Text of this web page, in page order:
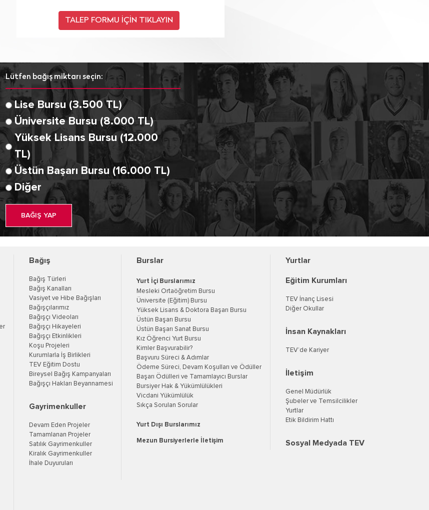
Lütfen bağış miktarı seçin:
Lise Bursu (3.500 TL)
Üniversite Bursu (8.000 TL)
Yüksek Lisans Bursu (12.000
TL)
Üstün Başarı Bursu (16.000 TL)
Diğer
BAĞIŞ YAP
Bağış
Bağış Türleri
Bağış Kanalları
Vasiyet ve Hibe Bağışları
Bağışçılarımız
Bağışçı Videoları
Bağışçı Hikayeleri
Bağışçı Etkinlikleri
Koşu Projeleri
Kurumlarla İş Birlikleri
TEV Eğitim Dostu
Bireysel Bağış Kampanyaları
Bağışçı Hakları Beyannamesi
Gayrimenkuller
Devam Eden Projeler
Tamamlanan Projeler
Satılık Gayrimenkuller
Kiralık Gayrimenkuller
İhale Duyuruları
Burslar
Yurt İçi Burslarımız
Mesleki Ortaöğretim Bursu
Üniversite (Eğitim) Bursu
Yüksek Lisans & Doktora Başarı Bursu
Üstün Başarı Bursu
Üstün Başarı Sanat Bursu
Kız Öğrenci Yurt Bursu
Kimler Başvurabilir?
Başvuru Süreci & Adımlar
Ödeme Süreci, Devam Koşulları ve Ödüller
Başarı Ödülleri ve Tamamlayıcı Burslar
Bursiyer Hak & Yükümlülükleri
Vicdani Yükümlülük
Sıkça Sorulan Sorular
Yurt Dışı Burslarımız
Mezun Bursiyerlerle İletişim
Yurtlar
Eğitim Kurumları
TEV İnanç Lisesi
Diğer Okullar
İnsan Kaynakları
TEV’de Kariyer
İletişim
Genel Müdürlük
Şubeler ve Temsilcilikler
Yurtlar
Etik Bildirim Hattı
Sosyal Medyada TEV